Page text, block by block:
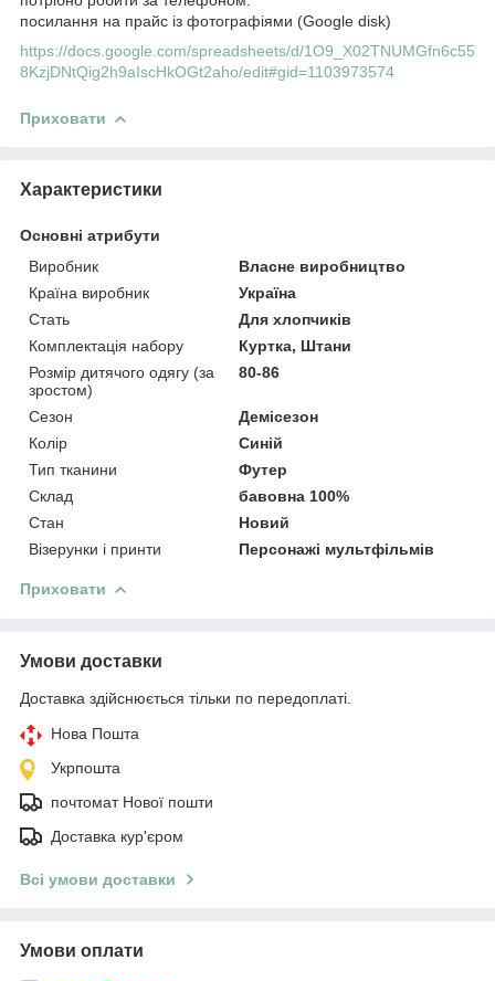
посилання на прайс із фотографіями (Google disk)
https://docs.google.com/spreadsheets/d/1O9_X02TNUMGfn6c55
8KzjDNtQig2h9aIscHkOGt2aho/edit#gid=1103973574
Приховати
Характеристики
Основні атрибути
Виробник
Власне виробництво
Країна виробник
Україна
Стать
Для хлопчиків
Комплектація набору
Куртка, Штани
Розмір дитячого одягу (за
зростом)
80-86
Сезон
Демісезон
Колір
Синій
Тип тканини
Футер
Склад
бавовна 100%
Стан
Новий
Візерунки і принти
Персонажі мультфільмів
Приховати
Умови доставки
Доставка здійснюється тільки по передоплаті.
Нова Пошта
Укрпошта
почтомат Нової пошти
Доставка кур'єром
Всі умови доставки
Умови оплати